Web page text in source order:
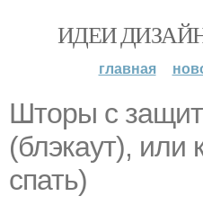
ИДЕИ
главная
Шторы с
(блэкаут), или
спать)